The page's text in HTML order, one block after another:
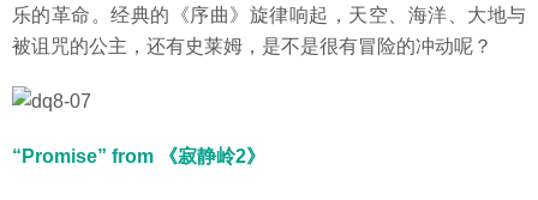
乐的革命。经典的《序曲》旋律响起，天空、海洋、大地与
被诅咒的公主，还有史莱姆，是不是很有冒险的冲动呢？
“Promise” from 《寂静岭2》